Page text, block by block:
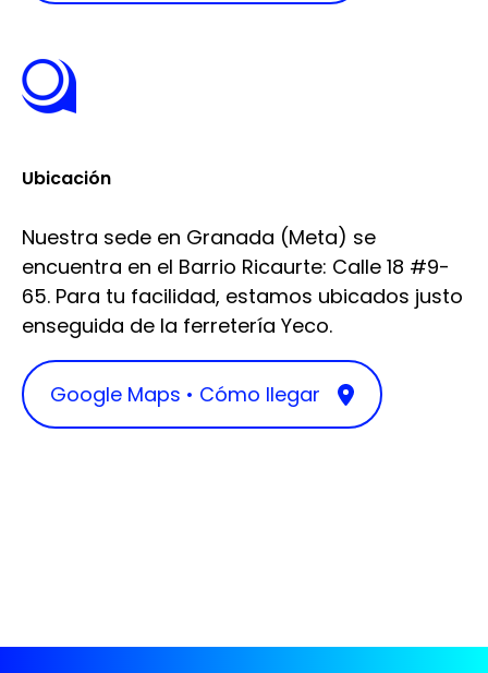
Ubicación
Nuestra sede en Granada (Meta) se
encuentra en el Barrio Ricaurte: Calle 18 #9-
65. Para tu facilidad, estamos ubicados justo
enseguida de la ferretería Yeco.
Google Maps • Cómo llegar